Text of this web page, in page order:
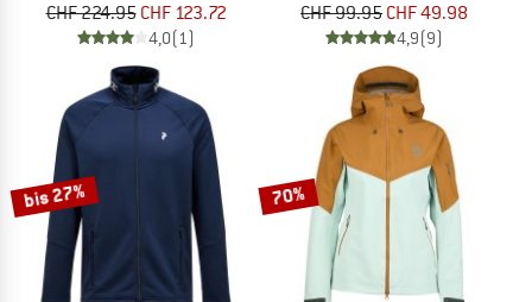
CHF 224.95 CHF 123.72
4,0(1)
CHF 99.95 CHF 49.98
4,9(9)
bis 27% 70%